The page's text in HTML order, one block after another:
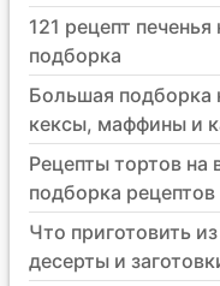
121 рецепт
подборка
Большая подборка
кексы, маффины и
Рецепты тортов на
подборка рецептов
Что приготовить
десерты и